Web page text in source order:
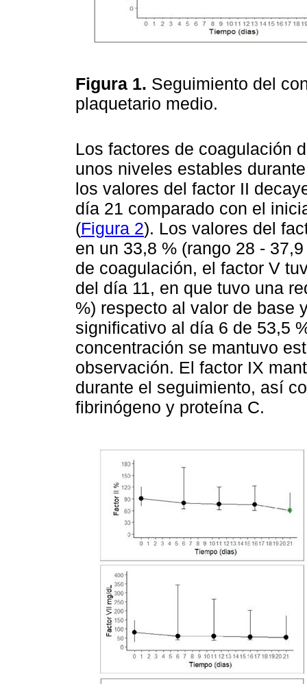
Figura 1. Seguimiento del
plaquetario medio.
Los factores de coagulación
unos niveles estables
los valores del factor II
día 21 comparado con el
(Figura 2). Los valores del
en un 33,8 % (rango 28 -
de coagulación, el factor V
del día 11, en que tuvo una
%) respecto al valor de base
significativo al día 6 de 53,5
concentración se mantuvo
observación. El factor IX
durante el seguimiento, así
fibrinógeno y proteína C.